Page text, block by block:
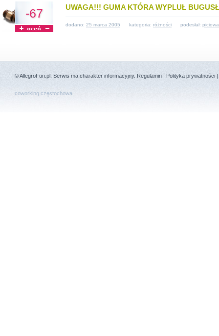
-67 UWAGA!!! GUMA KTÓRA WYPLUŁ
dodano: 25 marca 2005 kategoria: różności podesłał:
©AllegroFun.pl . Serwis ma charakter informacyjny. Regulamin | Polityka prywatności |
coworking częstochowa